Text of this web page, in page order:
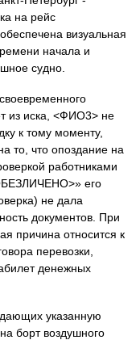
на рейс
визуальная
начала и
судно.
из иска, <ФИО3> не
к тому моменту,
то, что опоздание на
работниками
его
не дала
документов. При
причина относится к
перевозки,
денежных
указанную
борт воздушного